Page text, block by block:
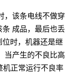
，该条电线不做穿
条 成品，最后也丢
位时，机器还是继
当产生的不良比高
机正常运行不良率